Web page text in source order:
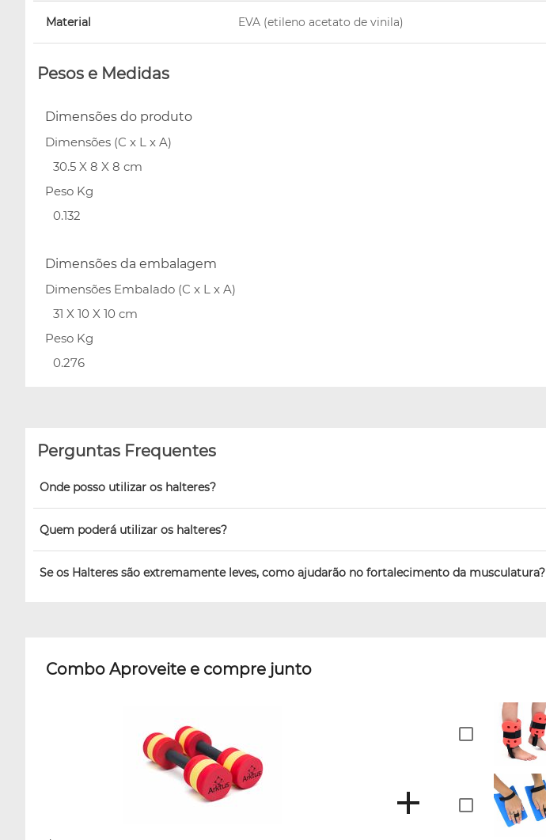
Material EVA (etileno acetato de vinila)
Pesos e Medidas
Dimensões do produto
Dimensões (C x L x A)
30.5 X 8 X 8 cm
Peso Kg
0.132
Dimensões da embalagem
Dimensões Embalado (C x L x A)
31 X 10 X 10 cm
Peso Kg
0.276
Perguntas Frequentes
Onde posso utilizar os halteres?
Quem poderá utilizar os halteres?
Se os Halteres são extremamente leves, como ajudarão no fortalecimento da musculatura?
Combo Aproveite e compre junto